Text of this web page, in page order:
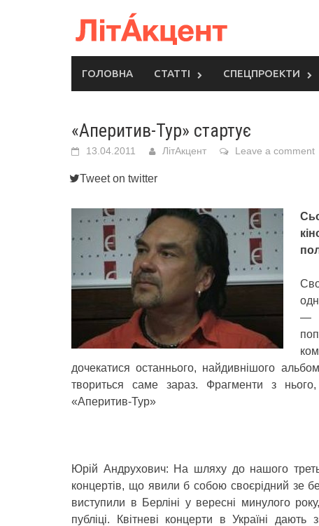
ГОЛОВНА СТАТТІ СПЕЦПРОЕКТИ
«Аперитив-Тур» стартує
13.04.2011 ЛітАкцент Leave a comment
Tweet on twitter
—
дочекатися останнього, найдивнішого
твориться саме зараз. Фрагменти з
«Аперитив-Тур»
Юрій Андрухович: На шляху до нашого
концертів, що явили б собою своєрідний зе
виступили в Берліні у вересні минулого
публіці. Квітневі концерти в Україні